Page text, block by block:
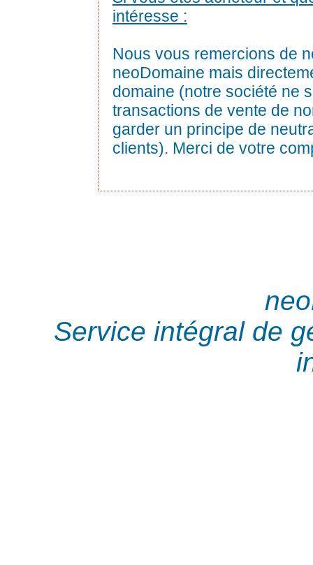
intéresse :
Nous vous remercions de
neoDomaine mais
domaine (notre société ne
transactions de vente de
garder un principe de
clients). Merci de votre
Service intégral de